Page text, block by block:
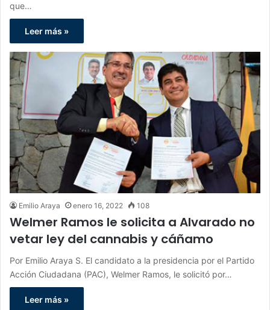
que…
Leer más »
Emilio Araya enero 16, 2022 108
Welmer Ramos le solicita a Alvarado no
vetar ley del cannabis y cáñamo
Por Emilio Araya S. El candidato a la presidencia por el Partido
Acción Ciudadana (PAC), Welmer Ramos, le solicitó por…
Leer más »